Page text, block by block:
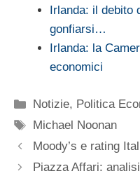
Irlanda: il debito
gonfiarsi…
Irlanda: la
economici
Categorie
Notizie, Politica
Tag
Michael Noonan
Moody’s e rating
Piazza Affari: